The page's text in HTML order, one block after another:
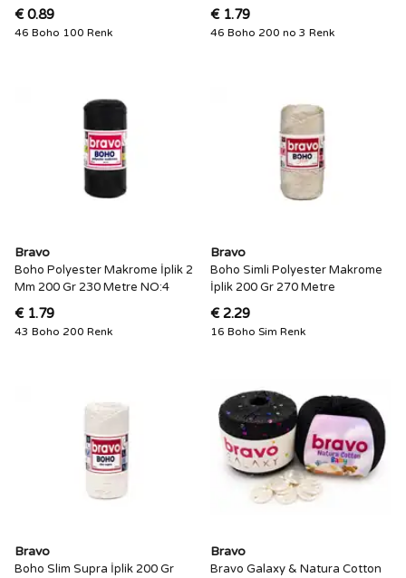
€ 0.89
46 Boho 100 Renk
€ 1.79
46 Boho 200 no 3 Renk
Bravo
Boho Polyester Makrome İplik 2
Mm 200 Gr 230 Metre NO:4
€ 1.79
43 Boho 200 Renk
Bravo
Boho Simli Polyester Makrome
İplik 200 Gr 270 Metre
€ 2.29
16 Boho Sim Renk
Bravo
Boho Slim Supra İplik 200 Gr
Bravo
Bravo Galaxy & Natura Cotton